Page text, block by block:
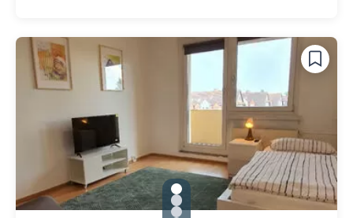
gallery.slide_selector
Zu Slide 1 wechseln
Zu Slide 2 wechseln